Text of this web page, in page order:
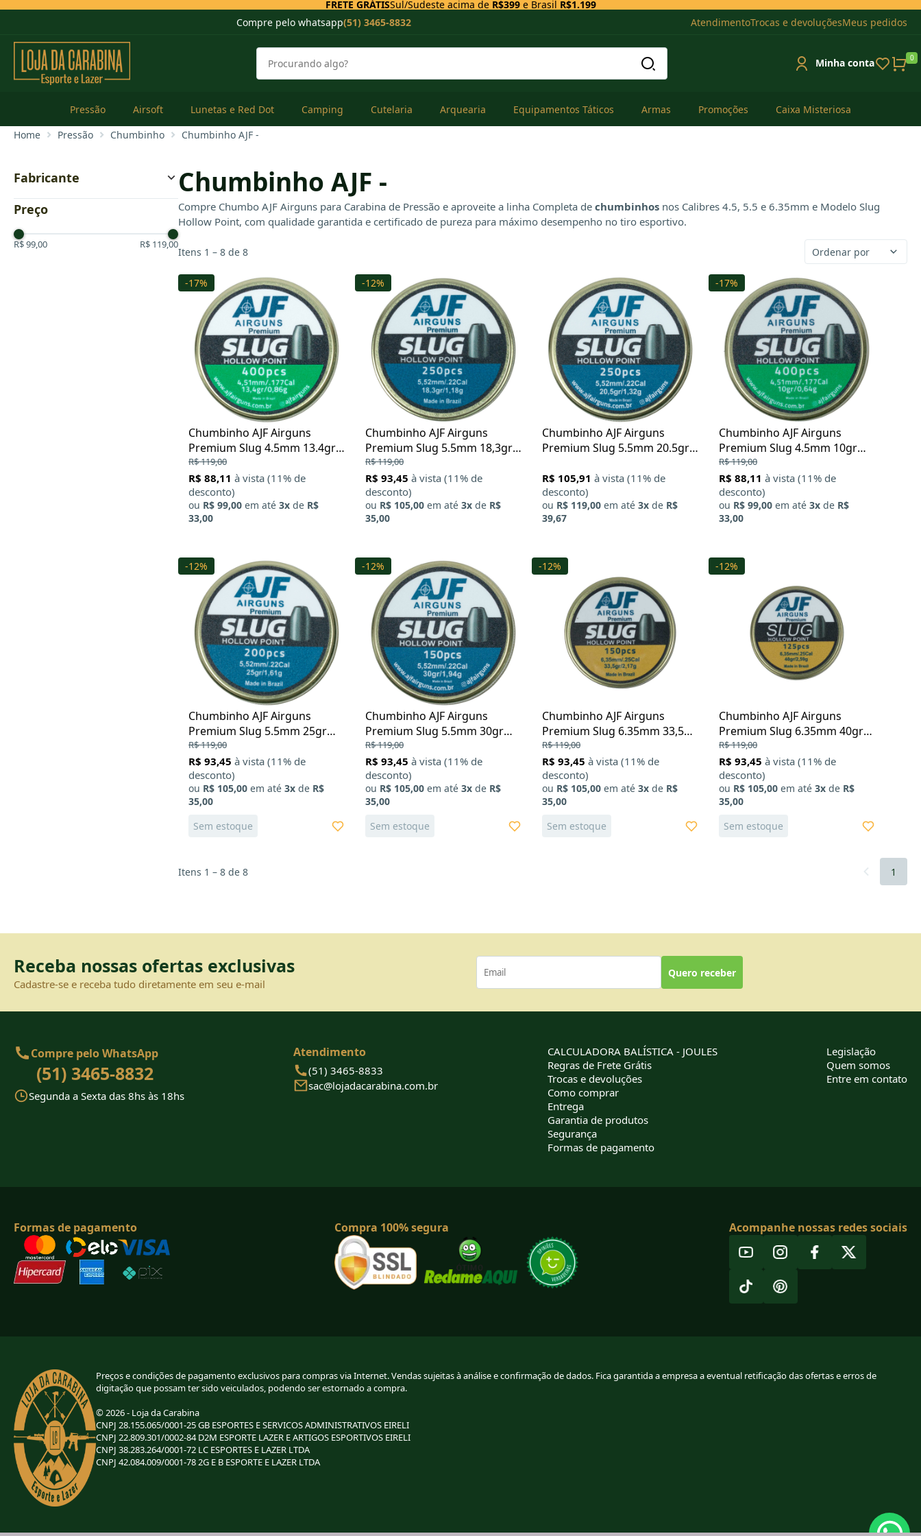
FRETE GRÁTISSul/Sudeste acima de R$399e Brasil R$1.199
Compre pelo whatsapp(51) 3465-8832 AtendimentoTrocas e devoluçõesMeus pedidos
Minha conta 0
Pressão Airsoft Lunetas e Red Dot Camping Cutelaria Arquearia Equipamentos Táticos Armas Promoções
Caixa Misteriosa
Home
Pressão Chumbinho Chumbinho AJF -
Fabricante
AJF Airguns
Preço
R$ 99,00 R$ 119,00
Chumbinho AJF -
Compre Chumbo AJF Airguns para Carabina de Pressão e aproveite a linha Completa de chumbinhos nos Calibres 4.5, 5.5 e 6.35mm e Modelo Slug
Hollow Point, com qualidade garantida e certificado de pureza para máximo desempenho no tiro esportivo.
Itens 1 – 8 de 8 Ordenar por
-17%
Chumbinho AJF Airguns
Premium Slug 4.5mm 13.4gr
400Un
R$ 119,00
R$ 88,11 à vista (11% de
desconto)
ou R$ 99,00 em até 3x de R$
33,00
-12%
Chumbinho AJF Airguns
Premium Slug 5.5mm 18,3gr
250Un
R$ 119,00
R$ 93,45 à vista (11% de
desconto)
ou R$ 105,00 em até 3x de R$
35,00
Chumbinho AJF Airguns
Premium Slug 5.5mm 20.5gr
R$ 105,91 à vista (11% de
desconto)
ou R$ 119,00 em até 3x de R$
39,67
-17%
Chumbinho AJF Airguns
Premium Slug 4.5mm 10gr
400Un
R$ 119,00
R$ 88,11 à vista (11% de
desconto)
ou R$ 99,00 em até 3x de R$
33,00
-12%
Chumbinho AJF Airguns
Premium Slug 5.5mm 25gr
200Un
R$ 119,00
R$ 93,45 à vista (11% de
desconto)
ou R$ 105,00 em até 3x de R$
35,00
Sem estoque
-12%
Chumbinho AJF Airguns
Premium Slug 5.5mm 30gr
150Un
R$ 119,00
R$ 93,45 à vista (11% de
desconto)
ou R$ 105,00 em até 3x de R$
35,00
Sem estoque
-12%
Chumbinho AJF Airguns
Premium Slug 6.35mm 33,5gr
150Un
R$ 119,00
R$ 93,45 à vista (11% de
desconto)
ou R$ 105,00 em até 3x de R$
35,00
Sem estoque
-12%
Chumbinho AJF Airguns
Premium Slug 6.35mm 40gr
125Un
R$ 119,00
R$ 93,45 à vista (11% de
desconto)
ou R$ 105,00 em até 3x de R$
35,00
Sem estoque
Itens 1 – 8 de 8 1
Receba nossas ofertas exclusivas
Cadastre-se e receba tudo diretamente em seu e-mail
Quero receber
Compre pelo WhatsApp
(51) 3465-8832
Segunda a Sexta das 8hs às 18hs
Atendimento
(51) 3465-8833
sac@lojadacarabina.com.br
CALCULADORA BALÍSTICA - JOULES
Regras de Frete Grátis
Trocas e devoluções
Como comprar
Entrega
Garantia de produtos
Segurança
Formas de pagamento
Legislação
Quem somos
Entre em contato
Formas de pagamento Compra 100% segura Acompanhe nossas redes sociais
Preços e condições de pagamento exclusivos para compras via Internet. Vendas sujeitas à análise e confirmação de dados. Fica garantida a empresa a eventual retificação das ofertas e erros de
digitação que possam ter sido veiculados, podendo ser estornado a compra.
© 2026 - Loja da Carabina
CNPJ 28.155.065/0001-25 GB ESPORTES E SERVICOS ADMINISTRATIVOS EIRELI
CNPJ 22.809.301/0002-84 D2M ESPORTE LAZER E ARTIGOS ESPORTIVOS EIRELI
CNPJ 38.283.264/0001-72 LC ESPORTES E LAZER LTDA
CNPJ 42.084.009/0001-78 2G E B ESPORTE E LAZER LTDA